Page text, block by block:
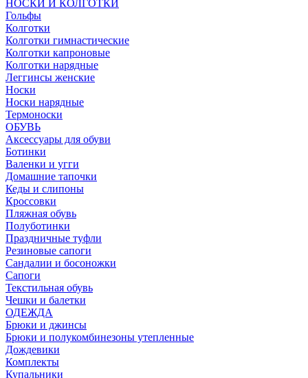
НОСКИ И КОЛГОТКИ
Гольфы
Колготки
Колготки гимнастические
Колготки капроновые
Колготки нарядные
Леггинсы женские
Носки
Носки нарядные
Термоноски
ОБУВЬ
Аксессуары для обуви
Ботинки
Валенки и угги
Домашние тапочки
Кеды и слипоны
Кроссовки
Пляжная обувь
Полуботинки
Праздничные туфли
Резиновые сапоги
Сандалии и босоножки
Сапоги
Текстильная обувь
Чешки и балетки
ОДЕЖДА
Брюки и джинсы
Брюки и полукомбинезоны утепленные
Дождевики
Комплекты
Купальники